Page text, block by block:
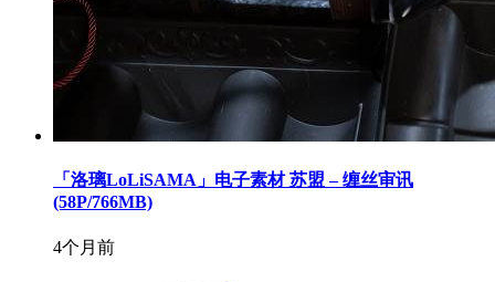
「洛璃LoLiSAMA」电子素材 苏盟 – 缠丝审讯
(58P/766MB)
4个月前